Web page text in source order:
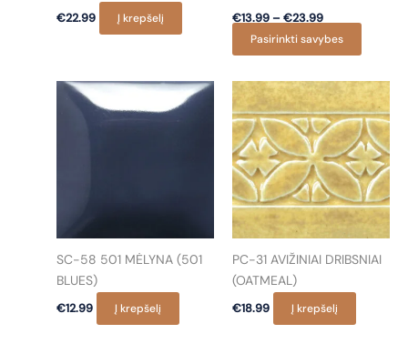
€22.99 Į krepšelį €13.99 – €23.99Price
€13.99
through
Pasirinkti savybes
product
has
multiple
The
options
may
be
chosen
the
SC-58 501 MĖLYNA (501
BLUES)
€12.99 Į krepšelį
PC-31 AVIŽINIAI DRIBSNIAI
(OATMEAL)
€18.99 Į krepšelį